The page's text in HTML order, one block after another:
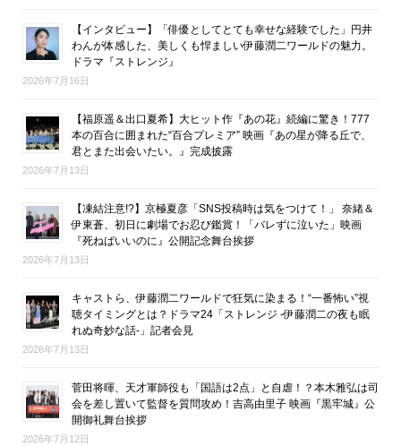
【インタビュー】「俳優としてとても幸せな経験でした」円井
わんが体感した、美しくも悍ましい伊藤潤二ワールドの魅力。
ドラマ『ストレンジ』
2026年7月16日
【福原遥＆出口夏希】大ヒット作『あの花』続編に驚き！777
本の百合に囲まれた“百合プレミア” 映画『あの星が降る丘で、
君とまた出会いたい。』完成披露
2026年7月13日
【凍結注意!?】京極夏彦「SNS投稿時は気をつけて！」 奈緒＆
伊東蒼、初日に劇場でお忍び鑑賞！「バレずに泣いた」映画
『死ねばいいのに』公開記念舞台挨拶
2026年7月13日
キャストら、伊藤潤二ワールドで狂気に染まる！“一番怖い”視
聴タイミングとは？ドラマ24「ストレンジ -伊藤潤二の夜も眠
れぬ奇妙な話-」記者会見
2026年7月13日
菅田将暉、天才軍師役も「国語は2点」と自虐！？本木雅弘は司
会を差し置いて監督を質問攻め！吉高由里子 映画『黒牢城』公
開御礼舞台挨拶
2026年7月12日